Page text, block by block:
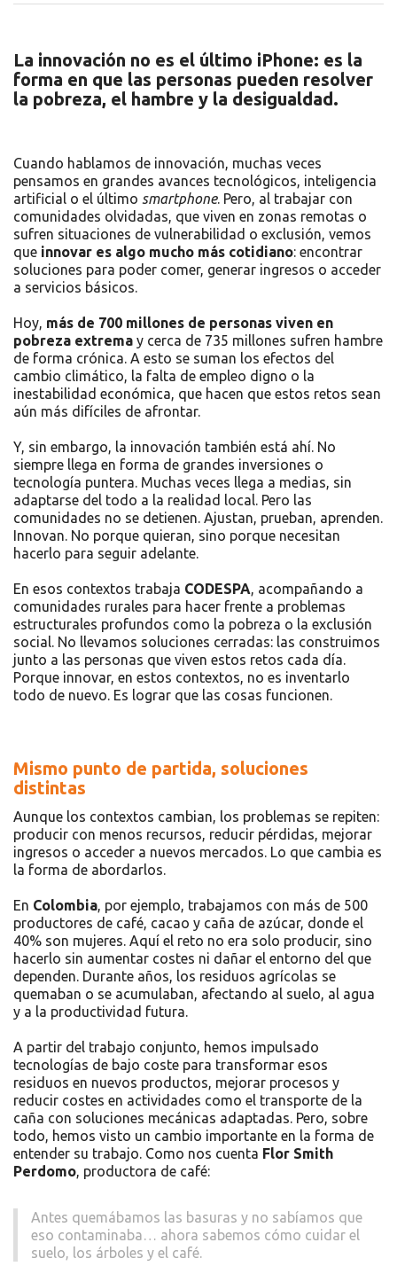
La innovación no es el último iPhone: es la
forma en que las personas pueden resolver
la pobreza, el hambre y la desigualdad.
Cuando hablamos de innovación, muchas veces
pensamos en grandes avances tecnológicos, inteligencia
artificial o el último smartphone. Pero, al trabajar con
comunidades olvidadas, que viven en zonas remotas o
sufren situaciones de vulnerabilidad o exclusión, vemos
que innovar es algo mucho más cotidiano: encontrar
soluciones para poder comer, generar ingresos o acceder
a servicios básicos.
Hoy, más de 700 millones de personas viven en
pobreza extrema y cerca de 735 millones sufren hambre
de forma crónica. A esto se suman los efectos del
cambio climático, la falta de empleo digno o la
inestabilidad económica, que hacen que estos retos sean
aún más difíciles de afrontar.
Y, sin embargo, la innovación también está ahí. No
siempre llega en forma de grandes inversiones o
tecnología puntera. Muchas veces llega a medias, sin
adaptarse del todo a la realidad local. Pero las
comunidades no se detienen. Ajustan, prueban, aprenden.
Innovan. No porque quieran, sino porque necesitan
hacerlo para seguir adelante.
En esos contextos trabaja CODESPA, acompañando a
comunidades rurales para hacer frente a problemas
estructurales profundos como la pobreza o la exclusión
social. No llevamos soluciones cerradas: las construimos
junto a las personas que viven estos retos cada día.
Porque innovar, en estos contextos, no es inventarlo
todo de nuevo. Es lograr que las cosas funcionen.
Mismo punto de partida, soluciones
distintas
Aunque los contextos cambian, los problemas se repiten:
producir con menos recursos, reducir pérdidas, mejorar
ingresos o acceder a nuevos mercados. Lo que cambia es
la forma de abordarlos.
En Colombia, por ejemplo, trabajamos con más de 500
productores de café, cacao y caña de azúcar, donde el
40% son mujeres. Aquí el reto no era solo producir, sino
hacerlo sin aumentar costes ni dañar el entorno del que
dependen. Durante años, los residuos agrícolas se
quemaban o se acumulaban, afectando al suelo, al agua
y a la productividad futura.
A partir del trabajo conjunto, hemos impulsado
tecnologías de bajo coste para transformar esos
residuos en nuevos productos, mejorar procesos y
reducir costes en actividades como el transporte de la
caña con soluciones mecánicas adaptadas. Pero, sobre
todo, hemos visto un cambio importante en la forma de
entender su trabajo. Como nos cuenta Flor Smith
Perdomo, productora de café:
Antes quemábamos las basuras y no sabíamos que
eso contaminaba… ahora sabemos cómo cuidar el
suelo, los árboles y el café.